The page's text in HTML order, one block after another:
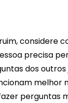
considere
precisa
dos
melhor
perguntas